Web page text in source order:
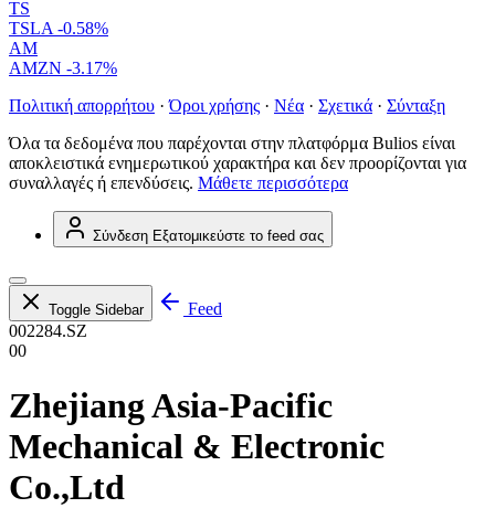
TS
TSLA -0.58%
AM
AMZN -3.17%
Πολιτική απορρήτου · Όροι χρήσης · Νέα · Σχετικά · Σύνταξη
Όλα τα δεδομένα που παρέχονται στην πλατφόρμα Bulios είναι
αποκλειστικά ενημερωτικού χαρακτήρα και δεν προορίζονται για
συναλλαγές ή επενδύσεις. Μάθετε περισσότερα
Σύνδεση Εξατομικεύστε το feed σας
Toggle Sidebar
Feed
002284.SZ
00
Zhejiang Asia-Pacific
Mechanical & Electronic
Co.,Ltd